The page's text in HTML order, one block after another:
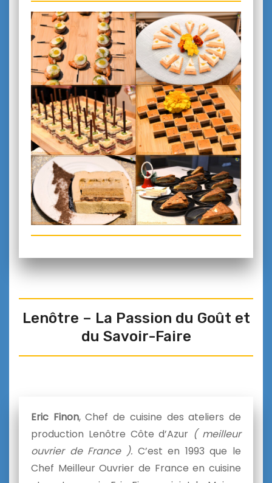
Lenôtre – La Passion du Goût et
du Savoir-Faire
Eric Finon, Chef de cuisine des ateliers de
production Lenôtre Côte d’Azur ( meilleur
ouvrier de France ). C’est en 1993 que le
Chef Meilleur Ouvrier de France en cuisine